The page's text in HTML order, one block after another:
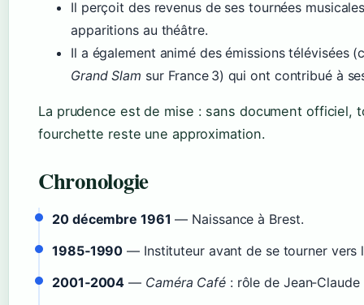
Il perçoit des revenus de ses tournées
apparitions au théâtre.
Il a également animé des émissions télévisées
Grand Slam sur France 3) qui ont contribué à
La prudence est de mise : sans document officiel,
fourchette reste une approximation.
Chronologie
20 décembre 1961 — Naissance à Brest.
1985‑1990 — Instituteur avant de se tourner vers
2001‑2004 — Caméra Café: rôle de Jean‑Claude